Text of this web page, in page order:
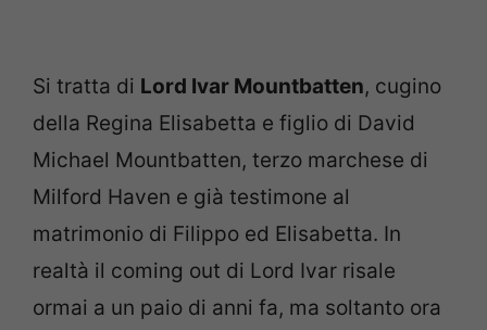
Si tratta di Lord Ivar Mountbatten, cugino
della Regina Elisabetta e figlio di David
Michael Mountbatten, terzo marchese di
Milford Haven e già testimone al
matrimonio di Filippo ed Elisabetta. In
realtà il coming out di Lord Ivar risale
ormai a un paio di anni fa, ma soltanto ora